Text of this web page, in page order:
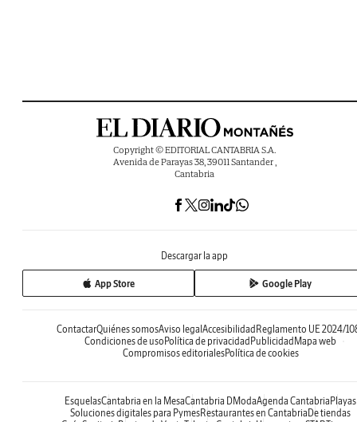
Copyright © EDITORIAL CANTABRIA S.A.
Avenida de Parayas 38, 39011 Santander ,
Cantabria
Descargar la app
App Store Google Play
ContactarQuiénes somosAviso legal Accesibilidad Reglamento UE 2024/
Condiciones de uso Política de privacidad Publicidad Mapa web
Compromisos editorialesPolítica de cookies
EsquelasCantabria en la MesaCantabria DModaAgenda Cantabria Playas
Soluciones digitales para PymesRestaurantes en Cantabria De tiendas